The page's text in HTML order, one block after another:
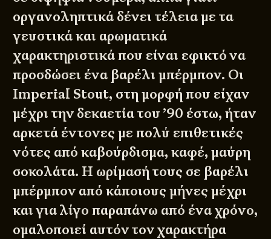
οργανοληπτικά δένει τέλεια με τα
γευστικά και αρωματικά
χαρακτηριστικά που είναι εφικτό να
προσδώσει ένα βαρέλι μπέρμπον. Οι
Imperial Stout, στη μορφή που είχαν
μέχρι την δεκαετία του ’90 έστω, ήταν
αρκετά έντονες με πολύ επιθετικές
νότες από καβούρδισμα, καφέ, μαύρη
σοκολάτα. Η ωρίμασή τους σε βαρέλι
μπέρμπον από κάποιους μήνες μέχρι
και για λίγο παραπάνω από ένα χρόνο,
ομαλοποιεί αυτόν τον χαρακτήρα